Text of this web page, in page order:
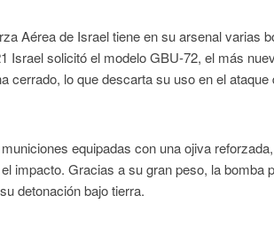
Aérea de Israel tiene en su arsenal varias
Israel solicitó el modelo GBU-72, el más
cerrado, lo que descarta su uso en el ataque
equipadas con una ojiva reforzada,
impacto. Gracias a su gran peso, la bomba
detonación bajo tierra.